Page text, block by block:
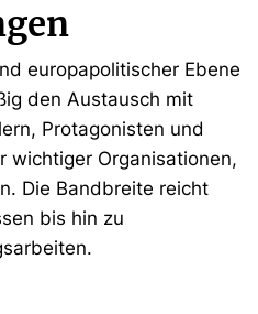
europapolitischer Ebene
den Austausch mit
Protagonisten und
wichtiger Organisationen,
Die Bandbreite reicht
bis hin zu